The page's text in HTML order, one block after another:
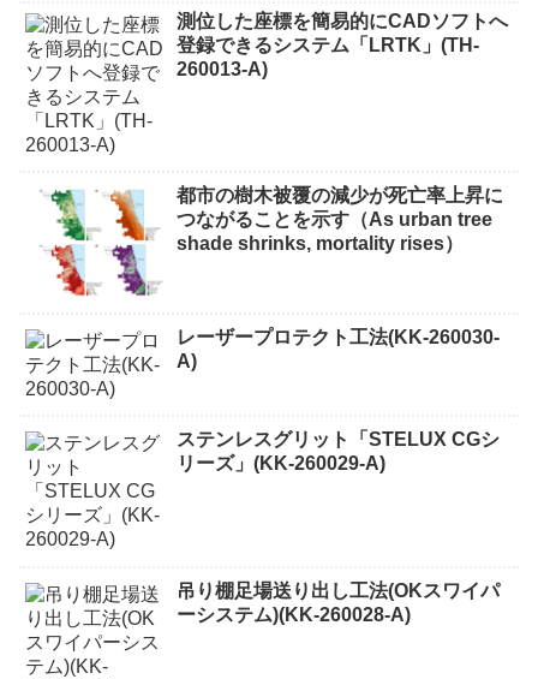
測位した座標を簡易的にCADソフトへ
登録できるシステム「LRTK」(TH-
260013-A)
都市の樹木被覆の減少が死亡率上昇に
つながることを示す（As urban tree
shade shrinks, mortality rises）
レーザープロテクト⼯法(KK-260030-
A)
ステンレスグリット「STELUX CGシ
リーズ」(KK-260029-A)
吊り棚足場送り出し工法(OKスワイパ
ーシステム)(KK-260028-A)